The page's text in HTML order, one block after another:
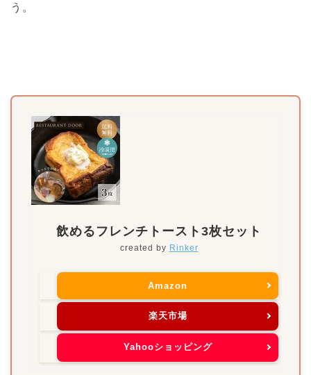
う。
飲めるフレンチトースト3枚セット
created by Rinker
Amazon
楽天市場
Yahooショッピング